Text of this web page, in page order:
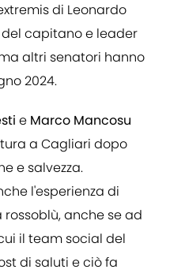
di Leonardo
capitano e leader
altri senatori hanno
2024.
e Marco Mancosu
a Cagliari dopo
e salvezza.
l'esperienza di
anche se ad
il team social del
di saluti e ciò fa